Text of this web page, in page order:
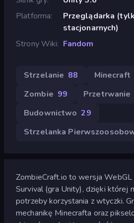
Platforma
Przeglądarka
stacjonarnych)
Strony Wiki
Fandom
Strzelanie 88 Minecraft
Zombie 99 Przetrwanie
Budownictwo 29
Strzelanka
ZombieCraft.io to wersja
Survival (gra Unity), dzięki której
potrzeby korzystania z wtyczki.
mechanikę Minecrafta oraz